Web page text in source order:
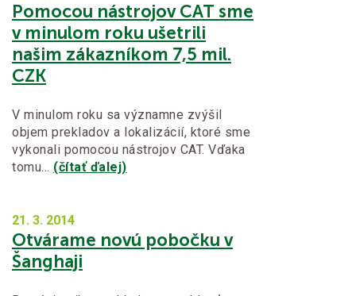
Pomocou nástrojov CAT sme
v minulom roku ušetrili
našim zákazníkom 7,5 mil.
CZK
V minulom roku sa významne zvýšil
objem prekladov a lokalizácií, ktoré sme
vykonali pomocou nástrojov CAT. Vďaka
tomu… (čítať ďalej)
21. 3. 2014
Otvárame novú pobočku v
Šanghaji